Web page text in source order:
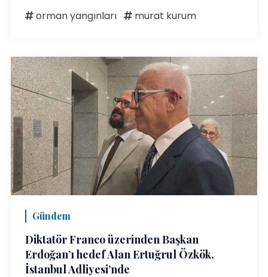
orman yangınları murat kurum
Gündem
Diktatör Franco üzerinden Başkan
Erdoğan’ı hedef Alan Ertuğrul Özkök,
İstanbul Adliyesi’nde